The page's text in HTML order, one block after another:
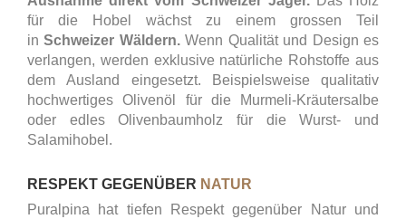
für die Hobel wächst zu einem grossen Teil
inSchweizer Wäldern.Wenn Qualität und Design es
verlangen, werden exklusive natürliche Rohstoffe aus
dem Ausland eingesetzt. Beispielsweise qualitativ
hochwertiges Olivenöl für die Murmeli-Kräutersalbe
oder edles Olivenbaumholz für die Wurst- und
Salamihobel.
RESPEKT GEGENÜBER NATUR
Puralpina hat tiefen Respekt gegenüber Natur und